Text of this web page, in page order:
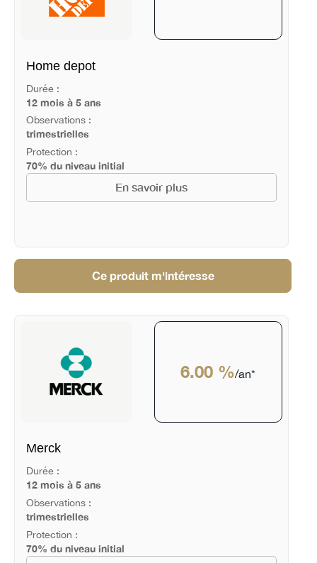
Home depot
Durée :
12 mois à 5 ans
Observations :
trimestrielles
Protection :
70% du niveau initial
En savoir plus
Ce produit m'intéresse
6.00 %/an*
Merck
Durée :
12 mois à 5 ans
Observations :
trimestrielles
Protection :
70% du niveau initial